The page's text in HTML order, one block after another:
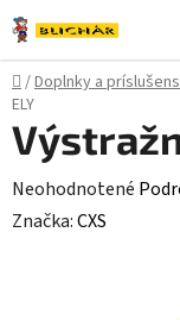
Prejsť
na
obsah
Domov
/Doplnky a
ELY
Priemerné
hodnotenie
Neohodnotené
Značka:CXS